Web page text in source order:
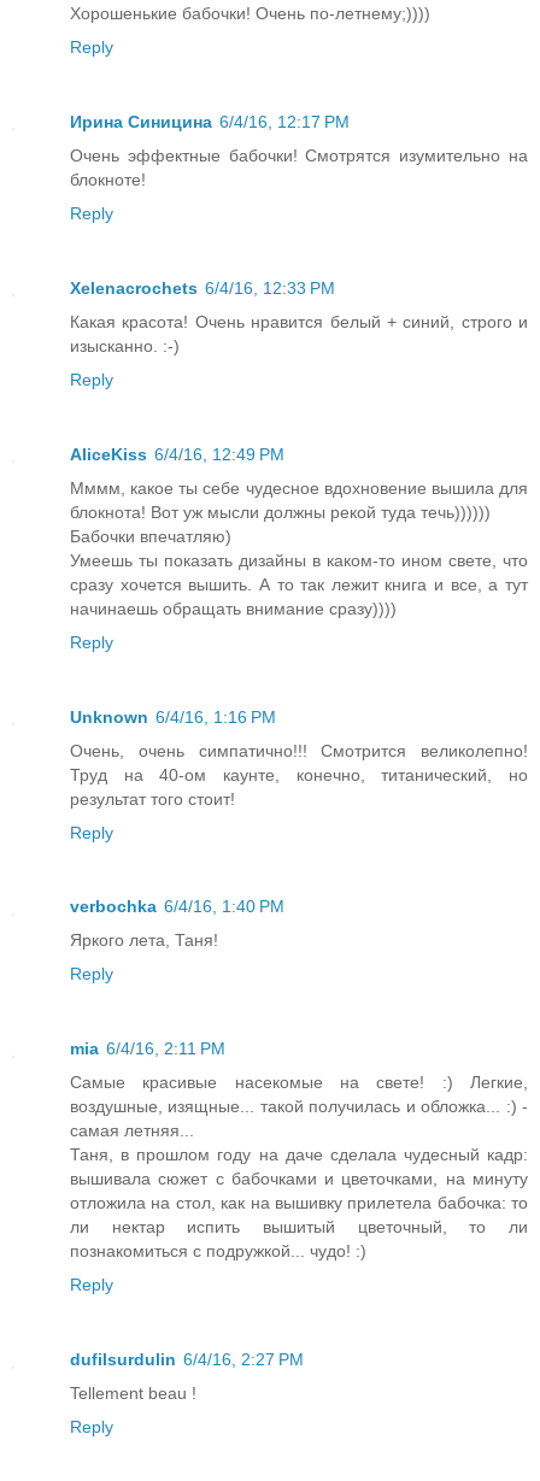
Хорошенькие бабочки! Очень по-летнему;))))
Reply
Ирина Синицина 6/4/16, 12:17 PM
Очень эффектные бабочки! Смотрятся изумительно на
блокноте!
Reply
Xelenacrochets 6/4/16, 12:33 PM
Какая красота! Очень нравится белый + синий, строго и
изысканно. :-)
Reply
AliceKiss 6/4/16, 12:49 PM
Мммм, какое ты себе чудесное вдохновение вышила для
блокнота! Вот уж мысли должны рекой туда течь))))))
Бабочки впечатляю)
Умеешь ты показать дизайны в каком-то ином свете, что
сразу хочется вышить. А то так лежит книга и все, а тут
начинаешь обращать внимание сразу))))
Reply
Unknown 6/4/16, 1:16 PM
Очень, очень симпатично!!! Смотрится великолепно!
Труд на 40-ом каунте, конечно, титанический, но
результат того стоит!
Reply
verbochka 6/4/16, 1:40 PM
Яркого лета, Таня!
Reply
mia 6/4/16, 2:11 PM
Самые красивые насекомые на свете! :) Легкие,
воздушные, изящные... такой получилась и обложка... :) -
самая летняя...
Таня, в прошлом году на даче сделала чудесный кадр:
вышивала сюжет с бабочками и цветочками, на минуту
отложила на стол, как на вышивку прилетела бабочка: то
ли нектар испить вышитый цветочный, то ли
познакомиться с подружкой... чудо! :)
Reply
dufilsurdulin 6/4/16, 2:27 PM
Tellement beau !
Reply